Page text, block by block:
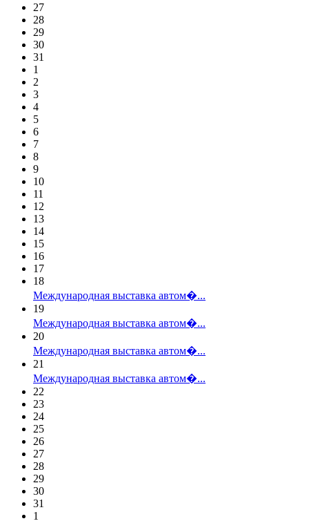
27
28
29
30
31
1
2
3
4
5
6
7
8
9
10
11
12
13
14
15
16
17
18
Международная выставка автом�...
19
Международная выставка автом�...
20
Международная выставка автом�...
21
Международная выставка автом�...
22
23
24
25
26
27
28
29
30
31
1